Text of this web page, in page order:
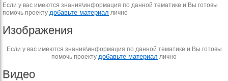
Если у вас имеются знания\информация по данной тематике и Вы готовы
помочь проекту добавьте материал лично
Изображения
Если у вас имеются знания\информация по данной тематике и Вы готовы
помочь проекту добавьте материал лично
Видео